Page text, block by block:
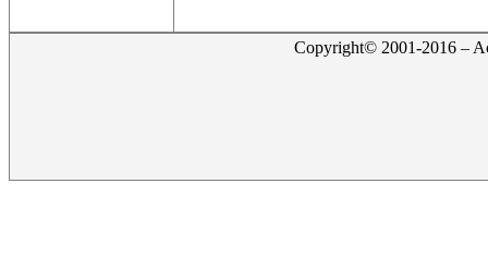
Copyright© 2001-2016 –